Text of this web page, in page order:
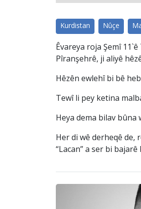
Kurdistan Nûçe
Êvareya roja Şemî
Pîranşehrê, ji aliyê
Hêzên ewlehî bi bê
Tewî li pey ketina
Heya dema bilav
Her di wê derheqê de,
“Lacan” a ser bi